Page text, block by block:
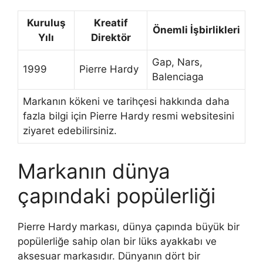
Kuruluş
Yılı
Kreatif
Direktör
Önemli İşbirlikleri
1999 Pierre Hardy
Gap, Nars,
Balenciaga
Markanın kökeni ve tarihçesi hakkında daha
fazla bilgi için Pierre Hardy resmi websitesini
ziyaret edebilirsiniz.
Markanın dünya
çapındaki popülerliği
Pierre Hardy markası, dünya çapında büyük bir
popülerliğe sahip olan bir lüks ayakkabı ve
aksesuar markasıdır. Dünyanın dört bir